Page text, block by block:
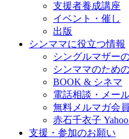
支援者養成講座
イベント・催し
出版
シンママに役立つ情報
シングルマザー
シンママのため
BOOK & シネマ
電話相談・メー
無料メルマガ会
赤石千衣子
支援・参加のお願い